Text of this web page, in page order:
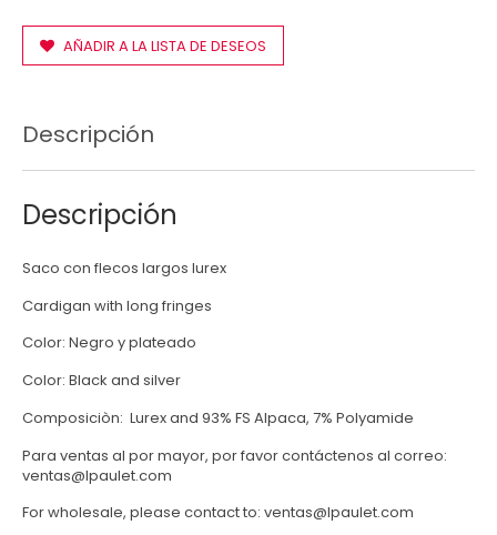
AÑADIR A LA LISTA DE DESEOS
Descripción
Descripción
Saco con flecos largos lurex
Cardigan with long fringes
Color: Negro y plateado
Color: Black and silver
Composiciòn: Lurex and 93% FS Alpaca, 7% Polyamide
Para ventas al por mayor, por favor contáctenos al correo:
ventas@lpaulet.com
For wholesale, please contact to: ventas@lpaulet.com